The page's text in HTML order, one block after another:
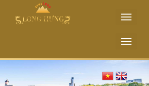
Toggle
Toggle